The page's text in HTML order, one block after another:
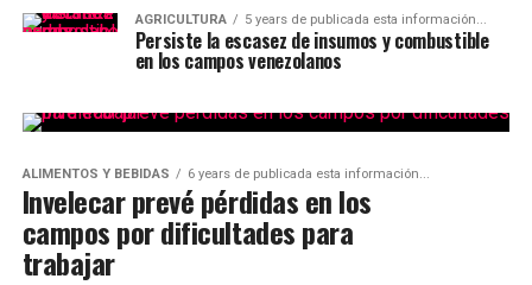
AGRICULTURA 5 years de publicada esta información...
Persiste la escasez de insumos y combustible
en los campos venezolanos
ALIMENTOS Y BEBIDAS 6 years de publicada esta información...
Invelecar prevé pérdidas en los
campos por dificultades para
trabajar